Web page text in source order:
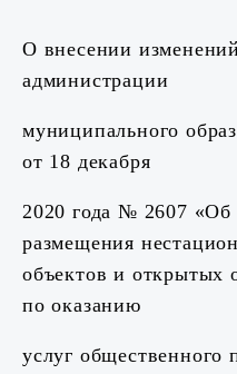
О внесении
администрации
муниципального
от 18 декабря
2020 года № 2607 «Об
размещения
объектов и открытых
по оказанию
услуг общественного